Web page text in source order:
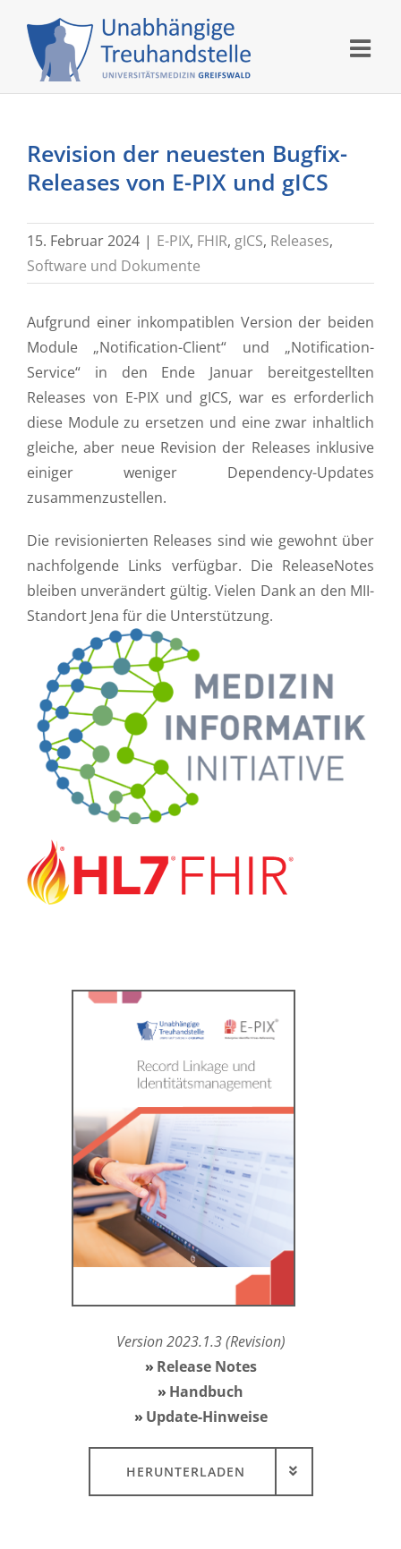
content
Revision der neuesten Bugfix-
Releases von E-PIX und gICS
15. Februar 2024 | E-PIX, FHIR, gICS, Releases,
Software und Dokumente
Aufgrund einer inkompatiblen Version der beiden
Module „Notification-Client“ und „Notification-
Service“ in den Ende Januar bereitgestellten
Releases von E-PIX und gICS, war es erforderlich
diese Module zu ersetzen und eine zwar inhaltlich
gleiche, aber neue Revision der Releases inklusive
einiger weniger Dependency-Updates
zusammenzustellen.
Die revisionierten Releases sind wie gewohnt über
nachfolgende Links verfügbar. Die ReleaseNotes
bleiben unverändert gültig. Vielen Dank an den MII-
Standort Jena für die Unterstützung.
Version 2023.1.3 (Revision)
Release Notes
Handbuch
Update-Hinweise
HERUNTERLADEN